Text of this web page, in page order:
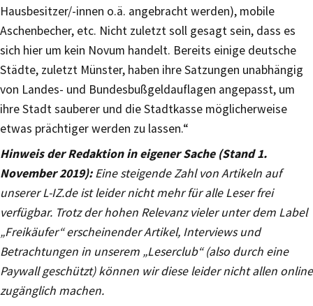
Hausbesitzer/-innen o.ä. angebracht werden), mobile
Aschenbecher, etc. Nicht zuletzt soll gesagt sein, dass es
sich hier um kein Novum handelt. Bereits einige deutsche
Städte, zuletzt Münster, haben ihre Satzungen unabhängig
von Landes- und Bundesbußgeldauflagen angepasst, um
ihre Stadt sauberer und die Stadtkasse möglicherweise
etwas prächtiger werden zu lassen.“
Hinweis der Redaktion in eigener Sache (Stand 1.
November 2019):Eine steigende Zahl von Artikeln auf
unserer L-IZ.de ist leider nicht mehr für alle Leser frei
verfügbar. Trotz der hohen Relevanz vieler unter dem Label
„Freikäufer“ erscheinender Artikel, Interviews und
Betrachtungen in unserem „Leserclub“ (also durch eine
Paywall geschützt) können wir diese leider nicht allen online
zugänglich machen.